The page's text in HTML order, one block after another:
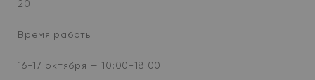
20
Время работы:
16-17 октября — 10:00-18:00